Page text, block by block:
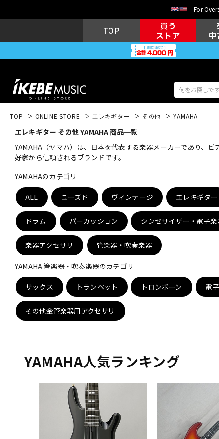
For
TOP
買う
ストア
エレキギター アコ
キーボード 電子ピアノ
DJ機器 DTM
中古 ヴィンテージ
TOP ONLINE STORE エレキギター その他 YAMAHA
エレキギター その他 YAMAHA 商品一覧
YAMAHA（ヤマハ）は、日本を代表する楽器メーカーであり、
好家から信頼されるブランドです。
YAMAHAのカテゴリ
ALL ユーズド ヴィンテージ エレキギター
ドラム パーカッション シンセサイザー・電子
楽器アクセサリ 管楽器・吹奏楽器
YAMAHA 管楽器・吹奏楽器のカテゴリ
サックス トランペット トロンボーン 電
その他金管楽器用アクセサリ
YAMAHA人気ランキング